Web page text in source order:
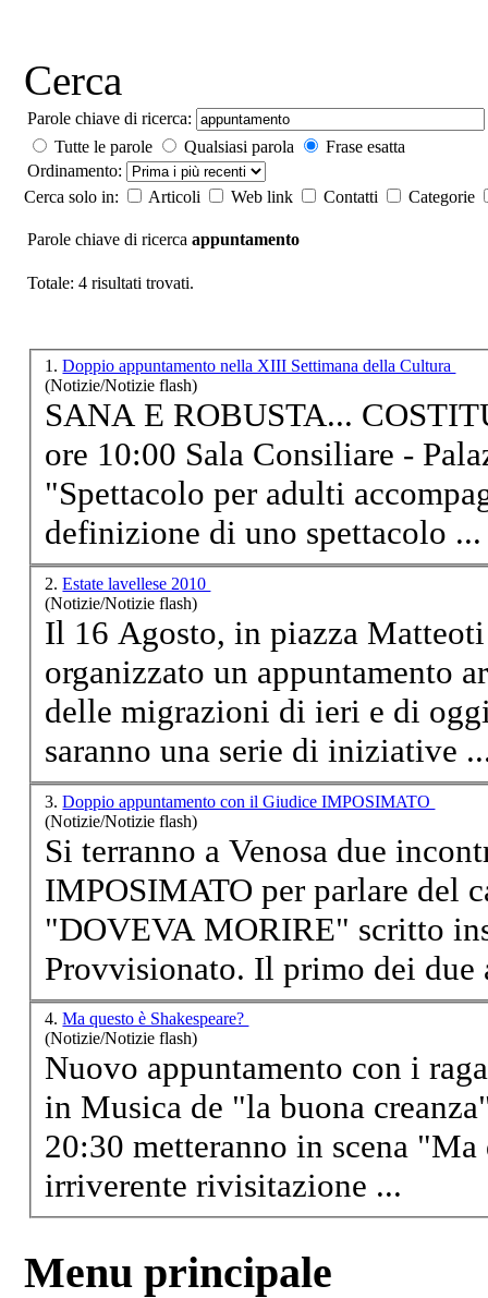
Cerca
Parole chiave di ricerca:
Tutte le parole
Qualsiasi parola
Frase esatta
Ordinamento:
Cerca solo in:
Articoli Web link Contatti Categorie
Parole chiave di ricercaappuntamento
Totale: 4 risultati trovati.
1.Doppio appuntamento nella XIII Settimana della Cultura
(Notizie/Notizie flash)
SANA E ROBUSTA... COSTITUZIONE
ore 10:00 Sala Consiliare -
"Spettacolo per adulti
definizione di uno spettacolo ...
2.Estate lavellese 2010
(Notizie/Notizie flash)
Il 16 Agosto, in piazza
organizzato un appuntamento
delle migrazioni di ieri e di
saranno una serie di iniziative
3.Doppio appuntamento con il Giudice IMPOSIMATO
(Notizie/Notizie flash)
Si terranno a Venosa due
IMPOSIMATO per parlare del
"DOVEVA MORIRE" scritto
Provvisionato. Il primo dei due
4.Ma questo è Shakespeare?
(Notizie/Notizie flash)
Nuovo appuntamento con i
in Musica de "la buona
20:30 metteranno in scena "Ma
irriverente rivisitazione ...
Menu principale